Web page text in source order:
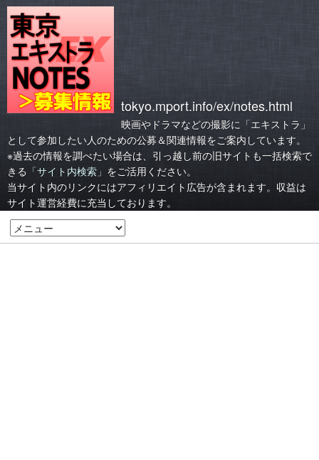
tokyo.mport.info/ex/notes.html
映画やドラマなどの撮影に「エキストラ」
として参加したい人のための公募＆関連情報をご案内しています。
※過去の情報を調べたい場合は、引っ越し前の旧サイトも一括検索で
きる 「サイト内検索」 をご活用ください。
当サイト内のリンクにはアフィリエイト広告が含まれます。収益は
サイト運営経費に充当しております。